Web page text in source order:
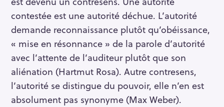
contestée est une autorité déchue. L’autorité
demande reconnaissance plutôt qu’obéissance,
« mise en résonnance » de la parole d’autorité
avec l’attente de l’auditeur plutôt que son
aliénation (Hartmut Rosa). Autre contresens,
l’autorité se distingue du pouvoir, elle n’en est
absolument pas synonyme (Max Weber).